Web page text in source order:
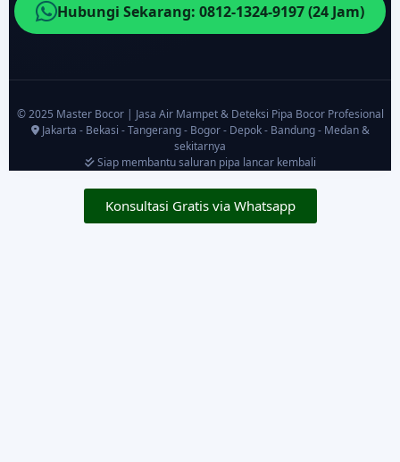
Hubungi Sekarang: 0812-1324-9197 (24 Jam)
© 2025 Master Bocor | Jasa Air Mampet & Deteksi Pipa Bocor Profesional
Jakarta - Bekasi - Tangerang - Bogor - Depok - Bandung - Medan &
sekitarnya
Siap membantu saluran pipa lancar kembali
Konsultasi Gratis via Whatsapp